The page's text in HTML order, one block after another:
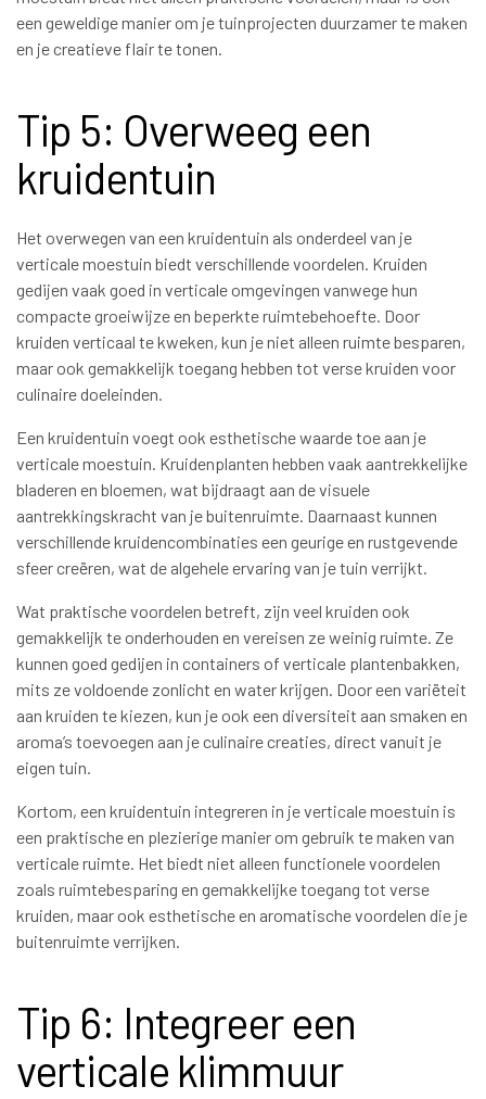
een geweldige manier om je tuinprojecten duurzamer te maken
en je creatieve flair te tonen.
Tip 5: Overweeg een
kruidentuin
Het overwegen van een kruidentuin als onderdeel van je
verticale moestuin biedt verschillende voordelen. Kruiden
gedijen vaak goed in verticale omgevingen vanwege hun
compacte groeiwijze en beperkte ruimtebehoefte. Door
kruiden verticaal te kweken, kun je niet alleen ruimte besparen,
maar ook gemakkelijk toegang hebben tot verse kruiden voor
culinaire doeleinden.
Een kruidentuin voegt ook esthetische waarde toe aan je
verticale moestuin. Kruidenplanten hebben vaak aantrekkelijke
bladeren en bloemen, wat bijdraagt aan de visuele
aantrekkingskracht van je buitenruimte. Daarnaast kunnen
verschillende kruidencombinaties een geurige en rustgevende
sfeer creëren, wat de algehele ervaring van je tuin verrijkt.
Wat praktische voordelen betreft, zijn veel kruiden ook
gemakkelijk te onderhouden en vereisen ze weinig ruimte. Ze
kunnen goed gedijen in containers of verticale plantenbakken,
mits ze voldoende zonlicht en water krijgen. Door een variëteit
aan kruiden te kiezen, kun je ook een diversiteit aan smaken en
aroma’s toevoegen aan je culinaire creaties, direct vanuit je
eigen tuin.
Kortom, een kruidentuin integreren in je verticale moestuin is
een praktische en plezierige manier om gebruik te maken van
verticale ruimte. Het biedt niet alleen functionele voordelen
zoals ruimtebesparing en gemakkelijke toegang tot verse
kruiden, maar ook esthetische en aromatische voordelen die je
buitenruimte verrijken.
Tip 6: Integreer een
verticale klimmuur